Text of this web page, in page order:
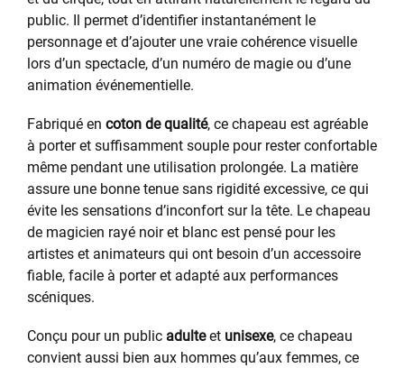
public. Il permet d’identifier instantanément le
personnage et d’ajouter une vraie cohérence visuelle
lors d’un spectacle, d’un numéro de magie ou d’une
animation événementielle.
Fabriqué en coton de qualité, ce chapeau est agréable
à porter et suffisamment souple pour rester confortable
même pendant une utilisation prolongée. La matière
assure une bonne tenue sans rigidité excessive, ce qui
évite les sensations d’inconfort sur la tête. Le chapeau
de magicien rayé noir et blanc est pensé pour les
artistes et animateurs qui ont besoin d’un accessoire
fiable, facile à porter et adapté aux performances
scéniques.
Conçu pour un public adulteet unisexe, ce chapeau
convient aussi bien aux hommes qu’aux femmes, ce